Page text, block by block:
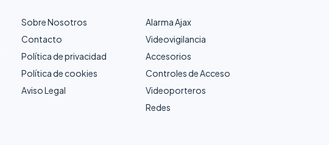
Sobre Nosotros
Contacto
Política de privacidad
Política de cookies
Aviso Legal
Alarma Ajax
Videovigilancia
Accesorios
Controles de Acceso
Videoporteros
Redes